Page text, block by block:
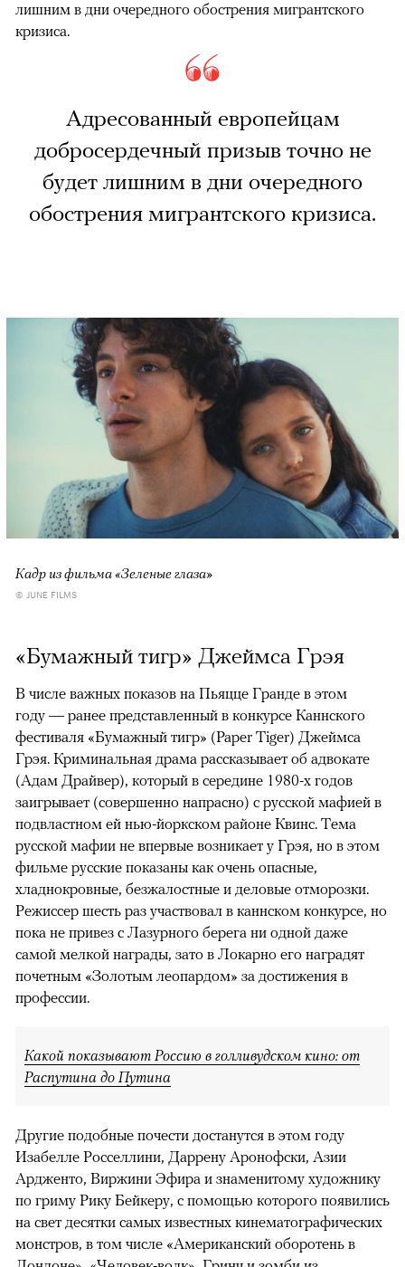
лишним в дни очередного обострения мигрантского
кризиса.
Адресованный европейцам
добросердечный призыв точно не
будет лишним в дни очередного
обострения мигрантского кризиса.
Кадр из фильма «Зеленые глаза»
© JUNE FILMS
«Бумажный тигр» Джеймса Грэя
В числе важных показов на Пьяцце Гранде в этом
году — ранее представленный в конкурсе Каннского
фестиваля «Бумажный тигр» (Paper Tiger) Джеймса
Грэя. Криминальная драма рассказывает об адвокате
(Адам Драйвер), который в середине 1980-х годов
заигрывает (совершенно напрасно) с русской мафией в
подвластном ей нью-йоркском районе Квинс. Тема
русской мафии не впервые возникает у Грэя, но в этом
фильме русские показаны как очень опасные,
хладнокровные, безжалостные и деловые отморозки.
Режиссер шесть раз участвовал в каннском конкурсе, но
пока не привез с Лазурного берега ни одной даже
самой мелкой награды, зато в Локарно его наградят
почетным «Золотым леопардом» за достижения в
профессии.
Какой показывают Россию в голливудском кино: от
Распутина до Путина
Другие подобные почести достанутся в этом году
Изабелле Росселлини, Даррену Аронофски, Азии
Ардженто, Виржини Эфира и знаменитому художнику
по гриму Рику Бейкеру, с помощью которого появились
на свет десятки самых известных кинематографических
монстров, в том числе «Американский оборотень в